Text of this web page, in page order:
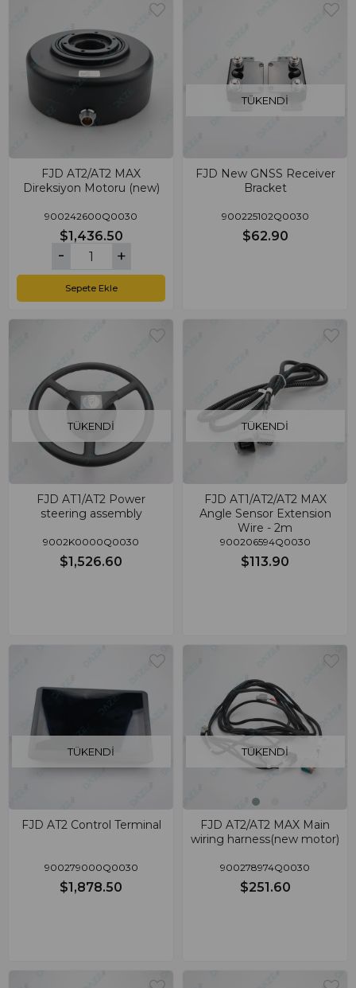
FJD AT2/AT2 MAX
Direksiyon Motoru (new)
900242600Q0030
$1,436.50
Sepete Ekle
TÜKENDI
FJD New GNSS Receiver
Bracket
900225102Q0030
$62.90
TÜKENDI
FJD AT1/AT2 Power
steering assembly
9002K0000Q0030
$1,526.60
TÜKENDI
FJD AT1/AT2/AT2 MAX
Angle Sensor Extension
Wire - 2m
900206594Q0030
$113.90
TÜKENDI
FJD AT2 Control Terminal
900279000Q0030
$1,878.50
TÜKENDI
FJD AT2/AT2 MAX Main
wiring harness(new motor)
900278974Q0030
$251.60